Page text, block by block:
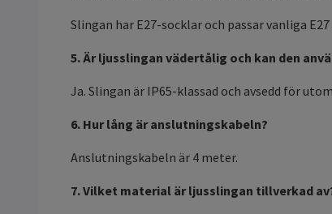
Slingan har E27-socklar och passar vanliga
5. Är ljusslingan vädertålig och kan den
Ja. Slingan är IP65-klassad och avsedd för
6. Hur lång är anslutningskabeln?
Anslutningskabeln är 4 meter.
7. Vilket material är ljusslingan tillverkad